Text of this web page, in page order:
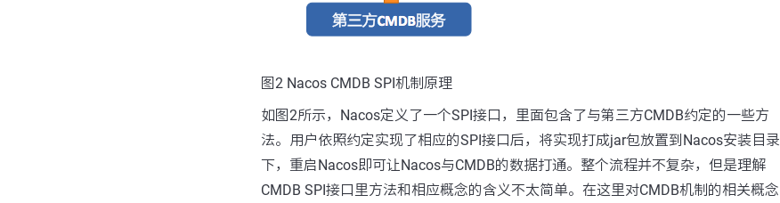
图2 Nacos CMDB SPI机制原理
如图2所示，Nacos定义了一个SPI接口，里面包含了与第三方CMDB约定的一些方
法。用户依照约定实现了相应的SPI接口后，将实现打成jar包放置到Nacos安装目录
下，重启Nacos即可让Nacos与CMDB的数据打通。整个流程并不复杂，但是理解
CMDB SPI接口里方法和相应概念的含义不太简单。在这里对CMDB机制的相关概念